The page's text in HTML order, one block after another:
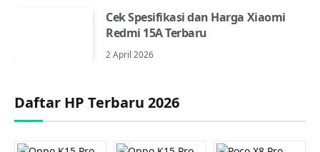
Cek Spesifikasi dan Harga Xiaomi
Redmi 15A Terbaru
2 April 2026
Daftar HP Terbaru 2026